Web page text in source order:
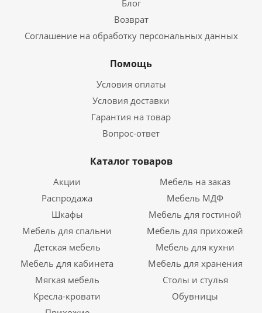
Блог
Возврат
Соглашение на обработку персональных данных
Помощь
Условия оплаты
Условия доставки
Гарантия на товар
Вопрос-ответ
Каталог товаров
Акции
Мебель на заказ
Распродажа
Мебель МДФ
Шкафы
Мебель для гостиной
Мебель для спальни
Мебель для прихожей
Детская мебель
Мебель для кухни
Мебель для кабинета
Мебель для хранения
Мягкая мебель
Столы и стулья
Кресла-кровати
Обувницы